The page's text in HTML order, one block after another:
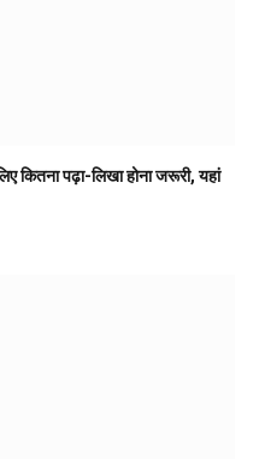
कितना पढ़ा-लिखा होना जरूरी, यहां